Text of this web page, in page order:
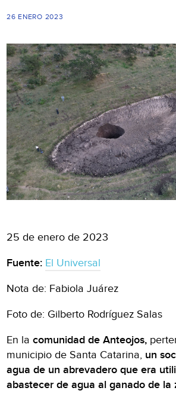
26 ENERO 2023
25 de enero de 2023
Fuente: El Universal
Nota de: Fabiola Juárez
Foto de: Gilberto Rodríguez Salas
En la comunidad de Anteojos,
municipio de Santa Catarina, un
agua de un abrevadero que era
abastecer de agua al ganado de la